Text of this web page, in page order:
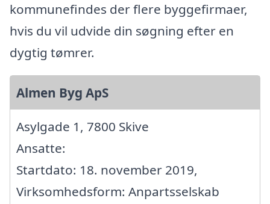
kommunefindes der flere byggefirmaer,
hvis du vil udvide din søgning efter en
dygtig tømrer.
Almen Byg ApS
Asylgade 1, 7800 Skive
Ansatte:
Startdato: 18. november 2019,
Virksomhedsform: Anpartsselskab